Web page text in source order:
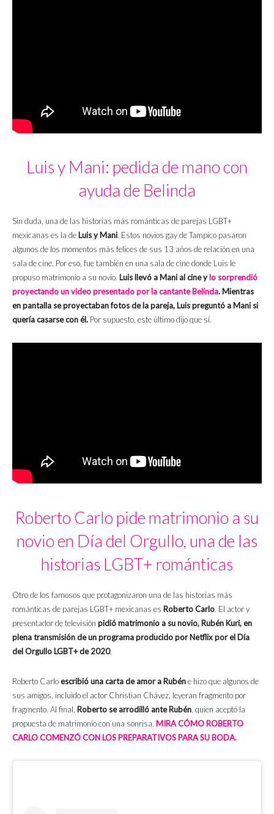
Luis y Mani: pedida de mano con
ayuda de Belinda
Sin duda, una de las historias más románticas de parejas LGBT+
mexicanas es la de Luis y Mani. Estos novios gay de Tampico pasaron
algunos de los momentos más felices de sus 13 años de relación en una
sala de cine. Por eso, fue también en una sala de cine donde Luis le
propuso matrimonio a su novio. Luis llevó a Mani al cine y lo sorprendió
proyectando un video presentado por la cantante Belinda. Mientras
en pantalla se proyectaban fotos de la pareja, Luis preguntó a Mani si
quería casarse con él. Por supuesto, este último dijo que sí.
Roberto Carlo pide matrimonio a su
novio en Día del Orgullo, una de las
historias LGBT+ románticas
Otro de los famosos que protagonizaron una de las historias más
románticas de parejas LGBT+ mexicanas es Roberto Carlo. El actor y
presentador de televisión pidió matrimonio a su novio, Rubén Kuri, en
plena transmisión de un programa producido por Netflix por el Día
del Orgullo LGBT+ de 2020.
Roberto Carloescribió una carta de amor a Rubéne hizo que algunos de
sus amigos, incluido el actor Christian Chávez, leyeran fragmento por
fragmento. Al final, Roberto se arrodilló ante Rubén , quien aceptó la
propuesta de matrimonio con una sonrisa. MIRA CÓMO ROBERTO
CARLO COMENZÓ CON LOS PREPARATIVOS PARA SU BODA.